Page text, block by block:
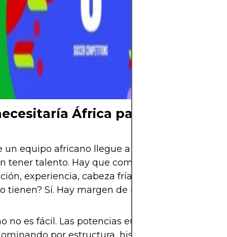
África para hacer
un equipo africano llegue a la final o gane el
tener talento. Hay que combinar muchos
experiencia, cabeza fría, liderazgo técnico y
tienen? Sí. Hay margen de mejora? También.
no es fácil. Las potencias europeas y